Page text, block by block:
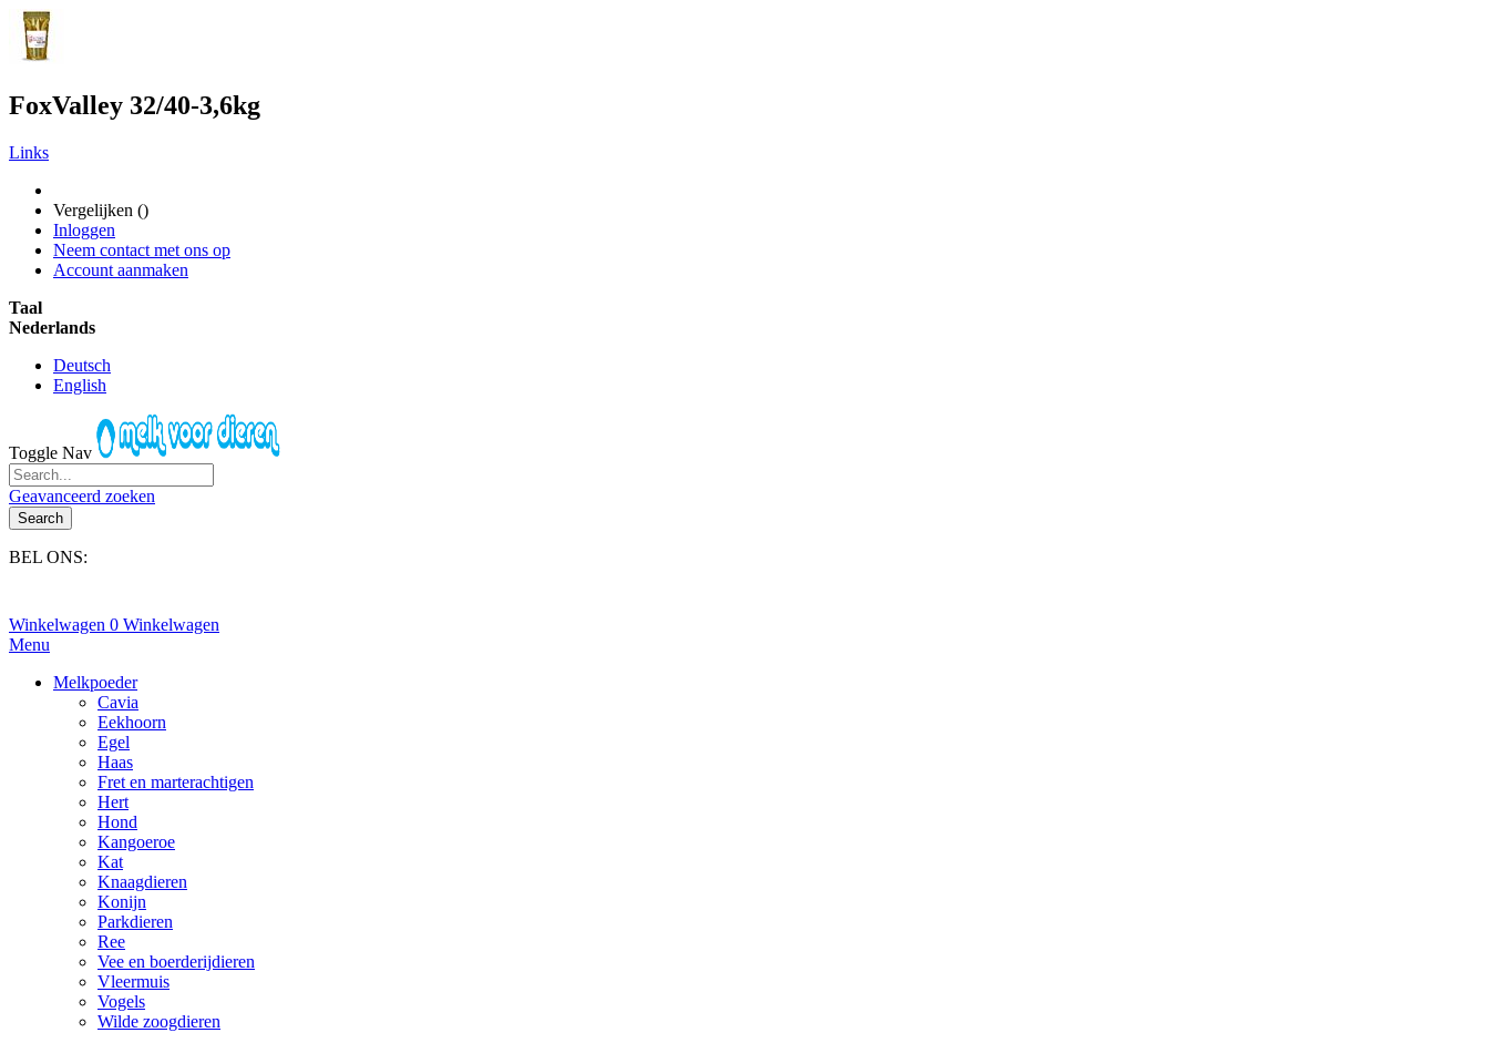
FoxValley 32/40-3,6kg
Links
Vergelijken ()
Inloggen
Neem contact met ons op
Account aanmaken
Taal
Nederlands
Deutsch
English
Toggle Nav
Geavanceerd zoeken
Search
BEL ONS:
Winkelwagen 0 Winkelwagen
Menu
Melkpoeder
Cavia
Eekhoorn
Egel
Haas
Fret en marterachtigen
Hert
Hond
Kangoeroe
Kat
Knaagdieren
Konijn
Parkdieren
Ree
Vee en boerderijdieren
Vleermuis
Vogels
Wilde zoogdieren